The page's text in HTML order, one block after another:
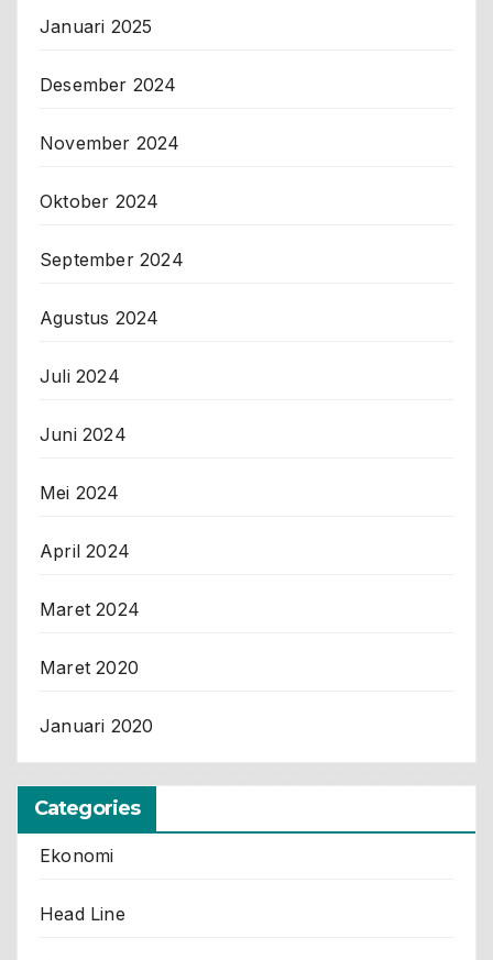
Januari 2025
Desember 2024
November 2024
Oktober 2024
September 2024
Agustus 2024
Juli 2024
Juni 2024
Mei 2024
April 2024
Maret 2024
Maret 2020
Januari 2020
Categories
Ekonomi
Head Line